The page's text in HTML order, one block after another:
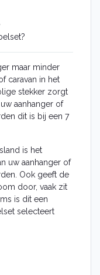
maar minder
caravan in het
stekker zorgt
aanhanger of
dit is bij een 7
is het
uw aanhanger of
Ook geeft de
door, vaak zit
is dit een
selecteert